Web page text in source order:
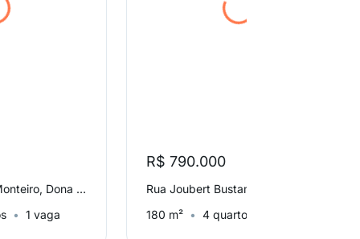
Rua Dona Celuta Monteiro, Dona Clara
1 vaga
R$ 790.000
Rua Joubert Bustamante, Palmares
180 m²
4 quartos